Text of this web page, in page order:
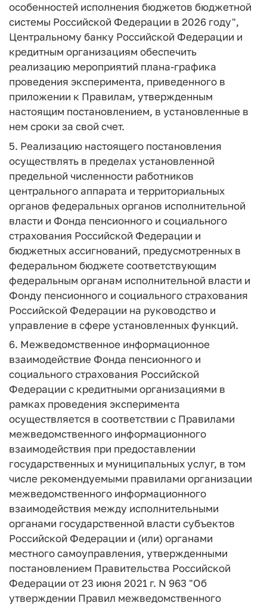
особенностей исполнения бюджетов бюджетной
системы Российской Федерации в 2026 году",
Центральному банку Российской Федерации и
кредитным организациям обеспечить
реализацию мероприятий плана-графика
проведения эксперимента, приведенного в
приложении к Правилам, утвержденным
настоящим постановлением, в установленные в
нем сроки за свой счет.
5. Реализацию настоящего постановления
осуществлять в пределах установленной
предельной численности работников
центрального аппарата и территориальных
органов федеральных органов исполнительной
власти и Фонда пенсионного и социального
страхования Российской Федерации и
бюджетных ассигнований, предусмотренных в
федеральном бюджете соответствующим
федеральным органам исполнительной власти и
Фонду пенсионного и социального страхования
Российской Федерации на руководство и
управление в сфере установленных функций.
6. Межведомственное информационное
взаимодействие Фонда пенсионного и
социального страхования Российской
Федерации с кредитными организациями в
рамках проведения эксперимента
осуществляется в соответствии с Правилами
межведомственного информационного
взаимодействия при предоставлении
государственных и муниципальных услуг, в том
числе рекомендуемыми правилами организации
межведомственного информационного
взаимодействия между исполнительными
органами государственной власти субъектов
Российской Федерации и (или) органами
местного самоуправления, утвержденными
постановлением Правительства Российской
Федерации от 23 июня 2021 г. N 963 "Об
утверждении Правил межведомственного